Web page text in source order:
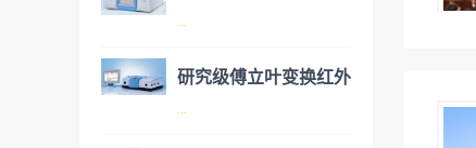
INVENIO
...
研究级傅立叶变换红外
光谱仪Vertex70/70V
...